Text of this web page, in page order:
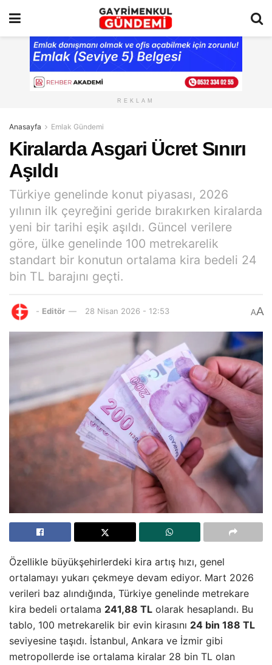
REKLAM
Anasayfa Emlak Gündemi
Kiralarda Asgari Ücret Sınırı
Aşıldı
Türkiye genelinde konut piyasası, 2026
yılının ilk çeyreğini geride bırakırken kiralarda
yeni bir tarihi eşik aşıldı. Güncel verilere
göre, ülke genelinde 100 metrekarelik
standart bir konutun ortalama kira bedeli 24
bin TL barajını geçti.
- Editör 28 Nisan 2026 - 12:53 AA
Özellikle büyükşehirlerdeki kira artış hızı, genel
ortalamayı yukarı çekmeye devam ediyor. Mart 2026
verileri baz alındığında, Türkiye genelinde metrekare
kira bedeli ortalama 241,88 TL olarak hesaplandı. Bu
tablo, 100 metrekarelik bir evin kirasını 24 bin 188 TL
seviyesine taşıdı. İstanbul, Ankara ve İzmir gibi
metropollerde ise ortalama kiralar 28 bin TL olan